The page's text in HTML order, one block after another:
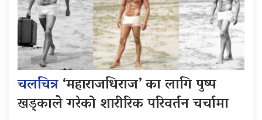
चलचित्र‘महाराजधिराज’ का लागि पुष्प
खड्काले गरेको शारीरिक परिवर्तन चर्चामा